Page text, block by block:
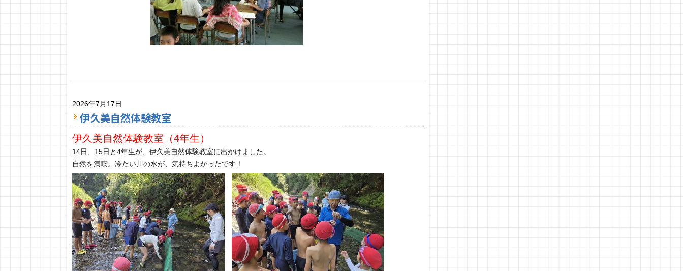
2026年7月17日
伊久美自然体験教室
伊久美自然体験教室（4年生）
14日、15日と4年生が、伊久美自然体験教室に出かけました。
自然を満喫。冷たい川の水が、気持ちよかったです！